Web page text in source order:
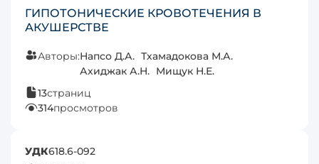
ГИПОТОНИЧЕСКИЕ КРОВОТЕЧЕНИЯ В
АКУШЕРСТВЕ
Авторы:Напсо Д.А. Тхамадокова М.А.
Ахиджак А.Н. Мищук Н.Е.
13страниц
314просмотров
УДК618.6-092